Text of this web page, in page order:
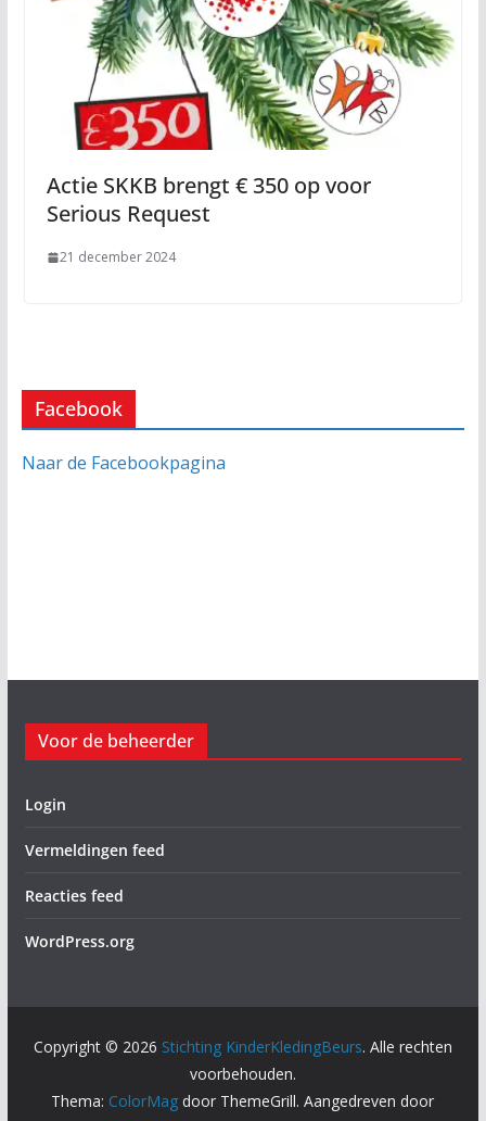
Actie SKKB brengt € 350 op voor
Serious Request
21 december 2024
Facebook
Naar de Facebookpagina
Voor de beheerder
Login
Vermeldingen feed
Reacties feed
WordPress.org
Copyright © 2026 Stichting KinderKledingBeurs. Alle rechten
voorbehouden.
Thema: ColorMag door ThemeGrill. Aangedreven door